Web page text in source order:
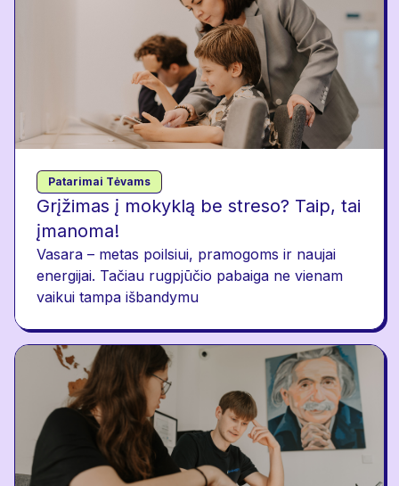
Patarimai Tėvams
Grįžimas į mokyklą be streso? Taip, tai
įmanoma!
Vasara – metas poilsiui, pramogoms ir naujai
energijai. Tačiau rugpjūčio pabaiga ne vienam
vaikui tampa išbandymu